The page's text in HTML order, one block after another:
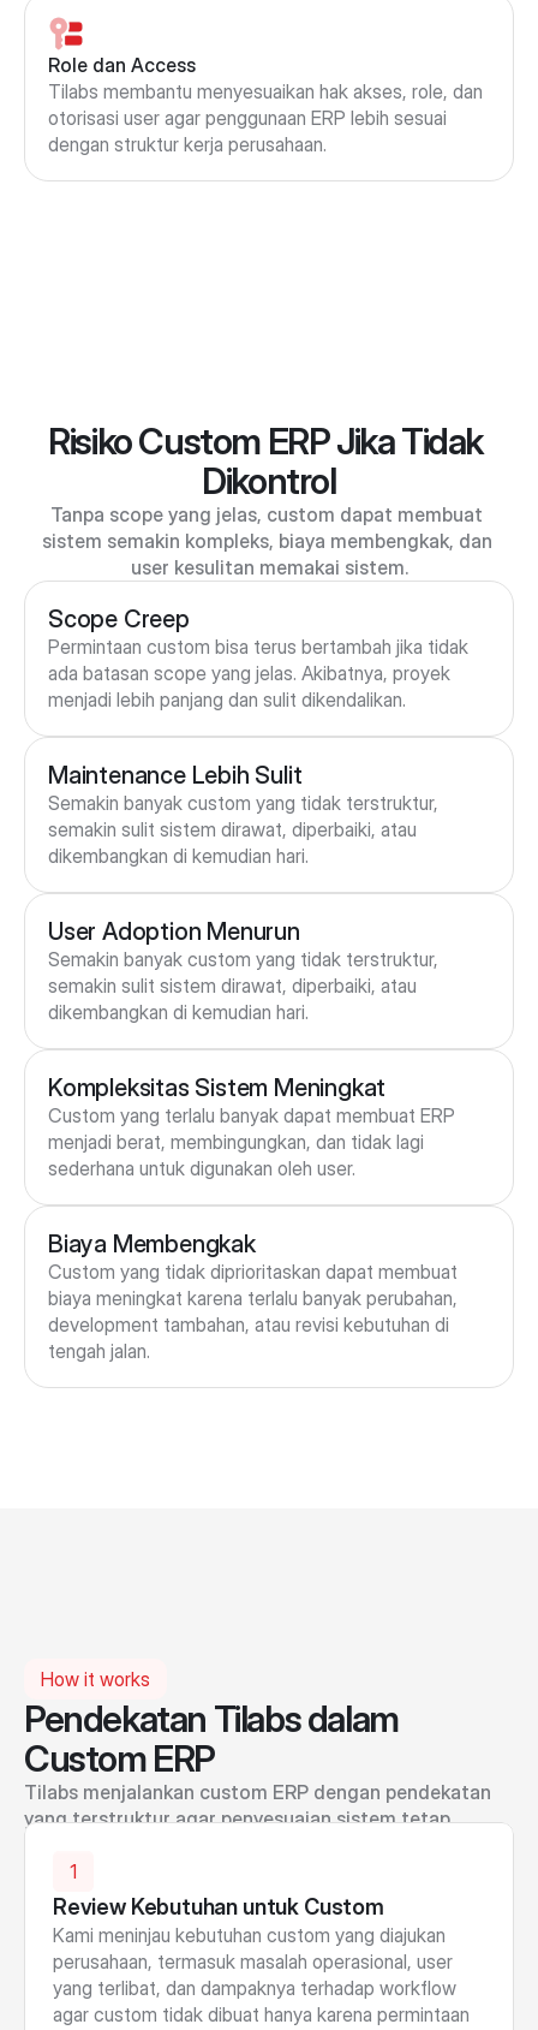
Role dan Access
Tilabs membantu menyesuaikan hak akses, role, dan
otorisasi user agar penggunaan ERP lebih sesuai
dengan struktur kerja perusahaan.
Risiko Custom ERP Jika Tidak
Dikontrol
Tanpa scope yang jelas, custom dapat membuat
sistem semakin kompleks, biaya membengkak, dan
user kesulitan memakai sistem.
Scope Creep
Permintaan custom bisa terus bertambah jika tidak
ada batasan scope yang jelas. Akibatnya, proyek
menjadi lebih panjang dan sulit dikendalikan.
Maintenance Lebih Sulit
Semakin banyak custom yang tidak terstruktur,
semakin sulit sistem dirawat, diperbaiki, atau
dikembangkan di kemudian hari.
User Adoption Menurun
Semakin banyak custom yang tidak terstruktur,
semakin sulit sistem dirawat, diperbaiki, atau
dikembangkan di kemudian hari.
Kompleksitas Sistem Meningkat
Custom yang terlalu banyak dapat membuat ERP
menjadi berat, membingungkan, dan tidak lagi
sederhana untuk digunakan oleh user.
Biaya Membengkak
Custom yang tidak diprioritaskan dapat membuat
biaya meningkat karena terlalu banyak perubahan,
development tambahan, atau revisi kebutuhan di
tengah jalan.
How it works
Pendekatan Tilabs dalam
Custom ERP
Tilabs menjalankan custom ERP dengan pendekatan
yang terstruktur agar penyesuaian sistem tetap
1
Review Kebutuhan untuk Custom
Kami meninjau kebutuhan custom yang diajukan
perusahaan, termasuk masalah operasional, user
yang terlibat, dan dampaknya terhadap workflow
agar custom tidak dibuat hanya karena permintaan